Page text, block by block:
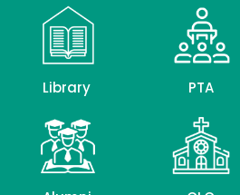
Library PTA